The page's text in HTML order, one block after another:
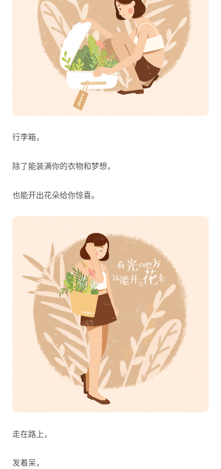
行李箱，
除了能装满你的衣物和梦想，
也能开出花朵给你惊喜。
​走在路上，
发着呆，